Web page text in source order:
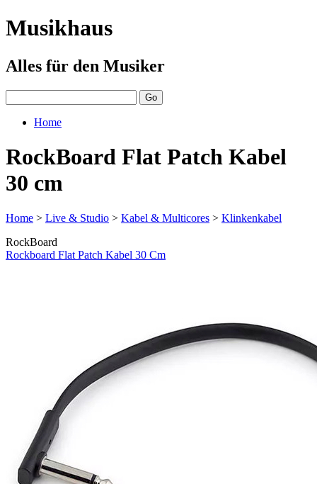
Musikhaus
Alles für den Musiker
Home
RockBoard Flat Patch Kabel
30 cm
Home > Live & Studio > Kabel & Multicores > Klinkenkabel
RockBoard
Rockboard Flat Patch Kabel 30 Cm